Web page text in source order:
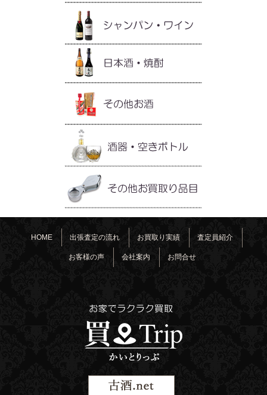
HOME 出張査定の流れ お買取り実績 査定員紹介
お客様の声 会社案内 お問合せ